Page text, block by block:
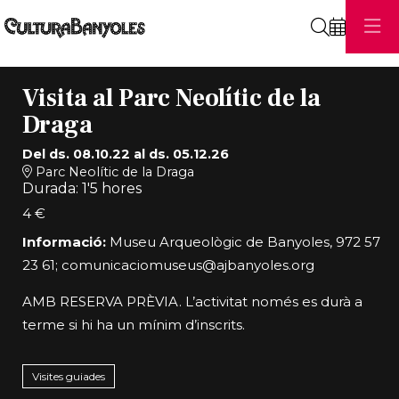
Visita al Parc Neolític de la
Draga
Del ds. 08.10.22 al ds. 05.12.26
Parc Neolític de la Draga
Durada: 1'5 hores
4 €
Informació:Museu Arqueològic de Banyoles, 972 57
23 61; comunicaciomuseus@ajbanyoles.org
AMB RESERVA PRÈVIA. L’activitat només es durà a
terme si hi ha un mínim d’inscrits.
Visites guiades